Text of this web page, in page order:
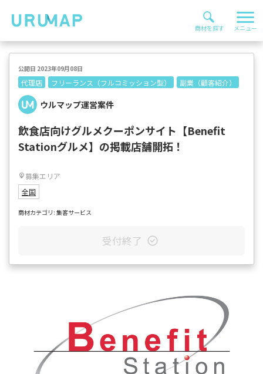
代理店 フリーランス（フルコミッション型） 副業（顧客紹介）
ウルマップ運営案件
公開日 2023年09月08日
飲食店向けグルメクーポンサイト【Benefit
Stationグルメ】の掲載店舗開拓！
募集エリア
全国
商材カテゴリ: 集客サービス
受付終了